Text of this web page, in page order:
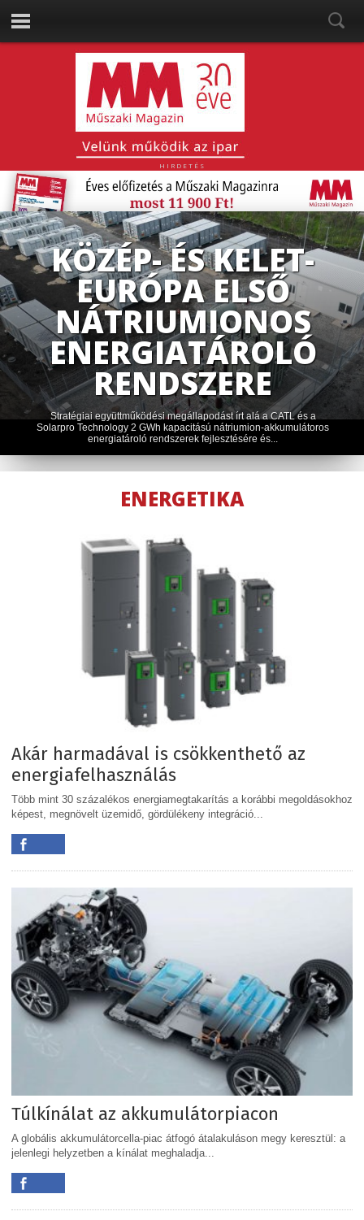
HIRDETÉS
ÍGY
CSÖKKENTHETŐ A
KLÍMAKOCKÁZAT
AZ
ADATKÖZPONTOK
BAN
A világon működő adatközpontok összesített eszközértékének
több mint egyharmadát, 388 milliárd dollárt kitevő értékvesztést
okozhatnak a be nem árazott...
ENERGETIKA
Akár harmadával is csökkenthető az
energiafelhasználás
Több mint 30 százalékos energiamegtakarítás a korábbi megoldásokhoz
képest, megnövelt üzemidő, gördülékeny integráció...
Túlkínálat az akkumulátorpiacon
A globális akkumulátorcella-piac átfogó átalakuláson megy keresztül: a
jelenlegi helyzetben a kínálat meghaladja...